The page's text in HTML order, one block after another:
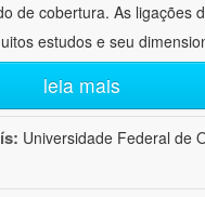
de cobertura. As ligações
estudos e seu
leia mais
Universidade Federal de